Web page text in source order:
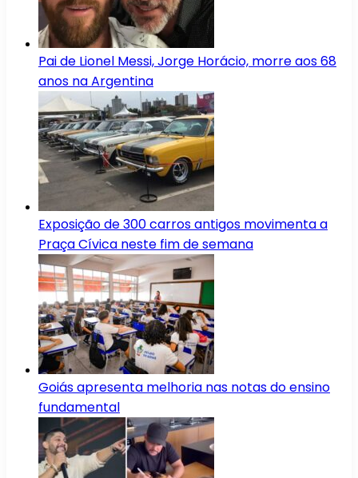
Pai de Lionel Messi, Jorge Horácio, morre aos 68
anos na Argentina
Exposição de 300 carros antigos movimenta a
Praça Cívica neste fim de semana
Goiás apresenta melhoria nas notas do ensino
fundamental